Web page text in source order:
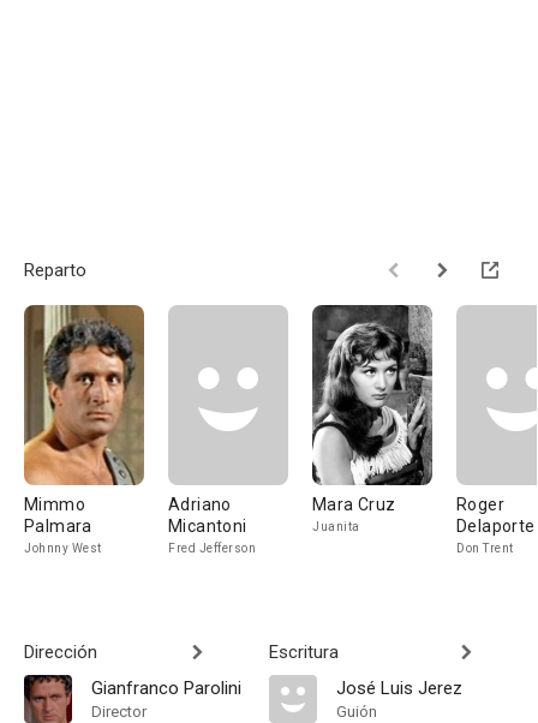
Reparto
Mimmo
Palmara
Johnny West
Adriano
Micantoni
Fred Jefferson
Mara Cruz
Juanita
Roger
Delaporte
Don Trent
Dirección
Gianfranco Parolini
Director
Escritura
José Luis Jerez
Guión